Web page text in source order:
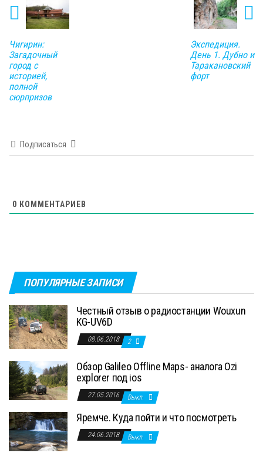
Чигирин:
Загадочный
город с
историей,
полной
сюрпризов
Экспедиция.
День 1. Дубно и
Таракановский
форт
Подписаться
0 КОММЕНТАРИЕВ
ПОПУЛЯРНЫЕ ЗАПИСИ
Честный отзыв о радиостанции Wouxun
KG-UV6D
08.06.2018 2
Обзор Galileo Offline Maps- аналога Ozi
explorer под ios
27.05.2016 Выкл.
Яремче. Куда пойти и что посмотреть
24.06.2018 Выкл.